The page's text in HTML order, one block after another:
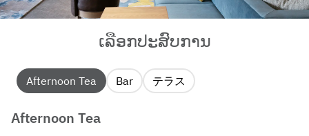
ເລືອກປະສົບການ
Afternoon Tea Bar テラス
Afternoon Tea